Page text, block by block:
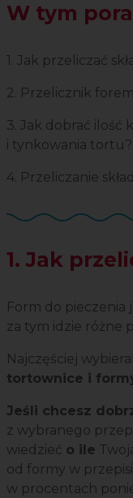
W tym
1. Jak przeliczać
2. Przelicznik
3. Jak dobrać ilość
i tynkowania tortu?
4. Przeliczanie
1. Jak
Form do pieczenia
za tym idzie różne
Najczęściej
tortownice i
Jeśli chcesz
z wybranego
wiedzieć o ile
od formy w
w procentach